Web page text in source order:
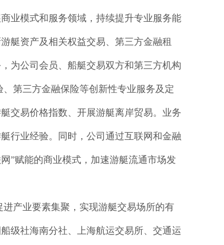
业模式和服务领域，持续提升专业服务能
艇资产及相关权益交易、第三方金融租
为公司会员、船艇交易双方和第三方机构
第三方金融保险等创新性专业服务及定
交易价格指数、开展游艇离岸贸易。业务
行业经验。同时，公司通过互联网和金融
”赋能的商业模式，加速游艇流通市场发
产业要素集聚，实现游艇交易场所的有
级社海南分社、上海航运交易所、交通运